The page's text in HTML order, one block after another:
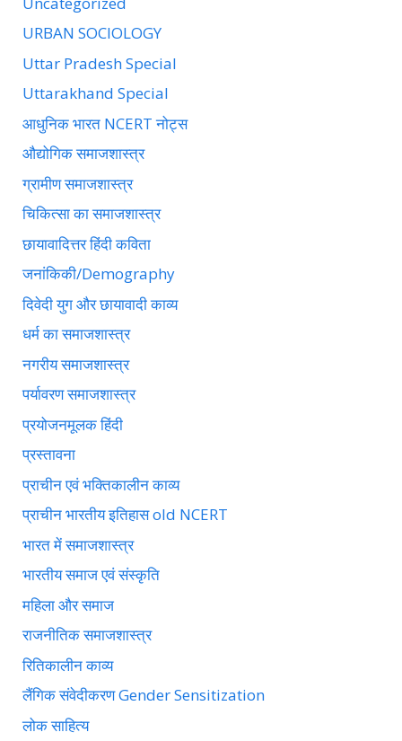
URBAN SOCIOLOGY
Uttar Pradesh Special
Uttarakhand Special
आधुनिक भारत NCERT नोट्स
औद्योगिक समाजशास्त्र
ग्रामीण समाजशास्त्र
चिकित्सा का समाजशास्त्र
छायावादित्तर हिंदी कविता
जनांकिकी/Demography
दिवेदी युग और छायावादी काव्य
धर्म का समाजशास्त्र
नगरीय समाजशास्त्र
पर्यावरण समाजशास्त्र
प्रयोजनमूलक हिंदी
प्रस्तावना
प्राचीन एवं भक्तिकालीन काव्य
प्राचीन भारतीय इतिहास old NCERT
भारत में समाजशास्त्र
भारतीय समाज एवं संस्कृति
महिला और समाज
राजनीतिक समाजशास्त्र
रितिकालीन काव्य
लैंगिक संवेदीकरण Gender Sensitization
लोक साहित्य